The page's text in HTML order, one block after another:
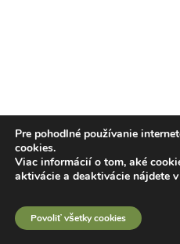
Pre pohodlné používanie
cookies.
Viac informácií o tom, aké
aktivácie a deaktivácie nájdete
Povoliť všetky cookies